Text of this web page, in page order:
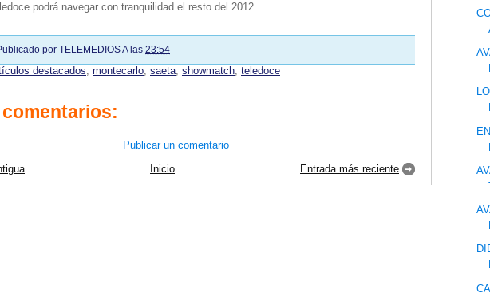
podrá navegar con tranquilidad el resto del 2012.
por TELEMEDIOSA las 23:54
destacados, montecarlo, saeta, showmatch, teledoce
Publicar un comentario
Entrada más reciente
Inicio